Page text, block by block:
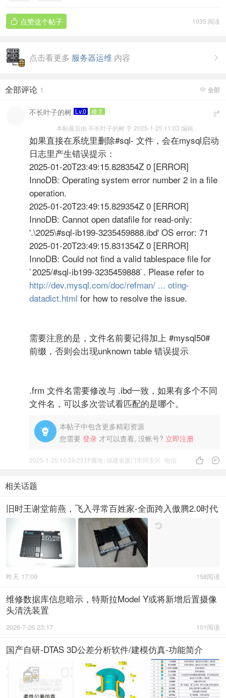
1935 阅读
 点赞这个帖子

点击看更多 服务器运维 内容
 全部
全部评论 1
2#
不长叶子的树 Lv.0
楼主
本帖最后由 不长叶子的树 于 2025-1-25 11:03 编辑
如果直接在系统里删除#sql- 文件，会在mysql启动
日志里产生错误提示：
2025-01-20T23:49:15.828354Z 0 [ERROR]
InnoDB: Operating system error number 2 in a file
operation.
2025-01-20T23:49:15.829354Z 0 [ERROR]
InnoDB: Cannot open datafile for read-only:
'.\2025\#sql-ib199-3235459888.ibd' OS error: 71
2025-01-20T23:49:15.831354Z 0 [ERROR]
InnoDB: Could not find a valid tablespace file for
`2025/#sql-ib199-3235459888`. Please refer to
http://dev.mysql.com/doc/refman/ ... oting-
datadict.html for how to resolve the issue.
需要注意的是，文件名前要记得加上 #mysql50#
前缀，否则会出现unknown table 错误提示
.frm 文件名需要修改与 .ibd一致，如果有多个不同
文件名，可以多次尝试看匹配的是哪个。

本帖子中包含更多精彩资源
您需要 登录 才可以查看, 没帐号? 立即注册
 
2025-1-25 10:59:25IP属地:福建省厦门市同安区 电信
相关话题
旧时王谢堂前燕，飞入寻常百姓家-全面跨入傲腾2.0时代
158阅读
昨天 17:09
维修数据库信息暗示，特斯拉Model Y或将新增后置摄像
头清洗装置
101阅读
2026-7-26 23:17
国产自研-DTAS 3D公差分析软件/建模仿真-功能简介